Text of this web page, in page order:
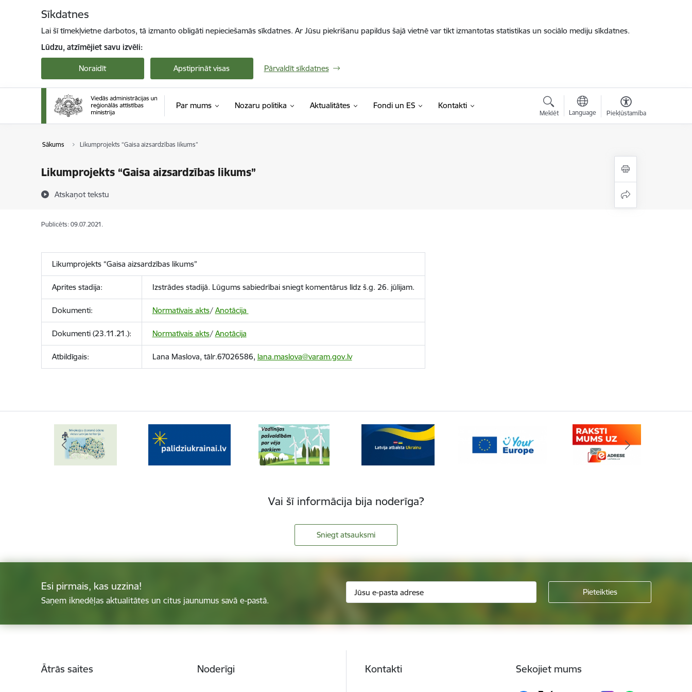
Sīkdatnes
Lai šī tīmekļvietne darbotos, tā izmanto obligāti nepieciešamās sīkdatnes. Ar Jūsu piekrišanu papildus šajā vietnē var tikt izmantotas statistikas un sociālo mediju sīkdatnes.
Lūdzu, atzīmējiet savu izvēli:
Noraidīt Apstiprināt visas Pārvaldīt sīkdatnes
Par mums Nozaru politika Aktualitātes Fondi un ES Kontakti
Meklēt Language Piekļūstamība
Sākums Likumprojekts “Gaisa aizsardzības likums”
Likumprojekts “Gaisa aizsardzības likums”
Atskaņot tekstu
Publicēts: 09.07.2021.
Likumprojekts “Gaisa aizsardzības likums”
Aprites stadija: Izstrādes stadijā. Lūgums sabiedrībai sniegt komentārus līdz š.g. 26. jūlijam.
Dokumenti: Normatīvais akts/ Anotācija
Dokumenti (23.11.21.): Normatīvais akts/ Anotācija
Atbildīgais: Lana Maslova, tālr.67026586, lana.maslova@varam.gov.lv
Vai šī informācija bija noderīga?
Sniegt atsauksmi
Esi pirmais, kas uzzina!
Saņem iknedēļas aktualitātes un citus jaunumus savā e-pastā.
Ātrās saites Noderīgi Kontakti Sekojiet mums